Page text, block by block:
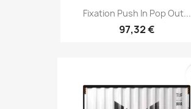
Fixation Push In Pop Out...
97,32 €